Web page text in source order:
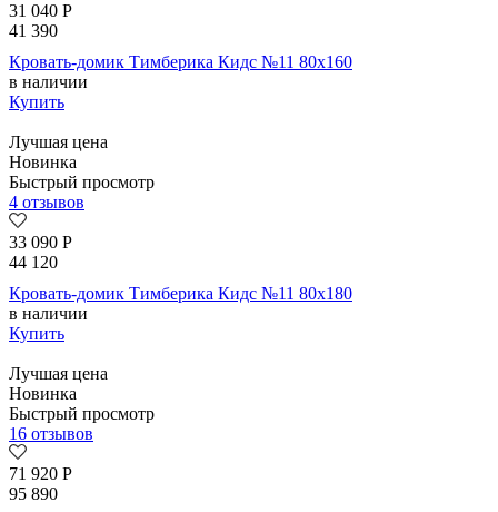
31 040 Р
41 390
Кровать-домик Тимберика Кидс №11 80х160
в наличии
Купить
Лучшая цена
Новинка
Быстрый просмотр
4 отзывов
33 090 Р
44 120
Кровать-домик Тимберика Кидс №11 80х180
в наличии
Купить
Лучшая цена
Новинка
Быстрый просмотр
16 отзывов
71 920 Р
95 890